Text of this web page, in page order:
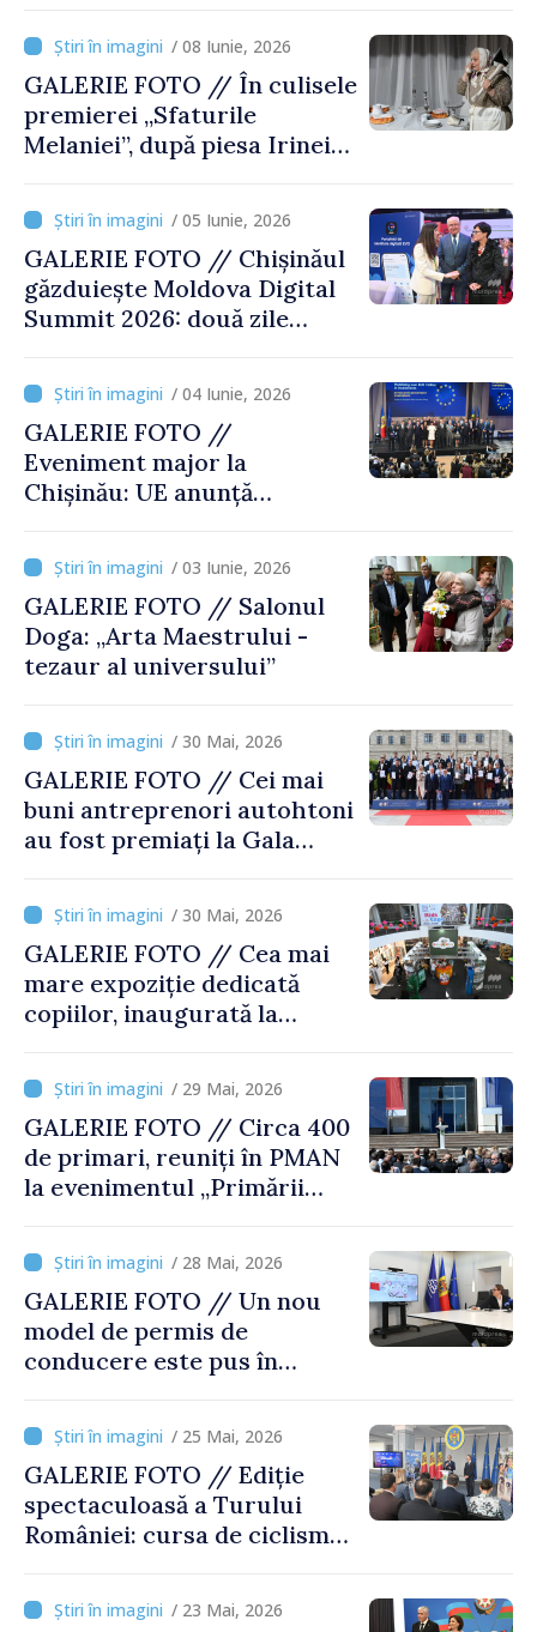
„Teroarea de stat în Moldova
sovietică. Amploare, victime
și făptași”
/ 08 Iunie, 2026
GALERIE FOTO // În culisele
premierei „Sfaturile
Melaniei”, după piesa Irinei
/ 05 Iunie, 2026
GALERIE FOTO // Chișinăul
găzduiește Moldova Digital
Summit 2026: două zile
transformării digitale
/ 04 Iunie, 2026
GALERIE FOTO //
Eveniment major la
Chișinău: UE anunță
în Republica Moldova
/ 03 Iunie, 2026
GALERIE FOTO // Salonul
Doga: „Arta Maestrului -
tezaur al universului”
/ 30 Mai, 2026
GALERIE FOTO // Cei mai
buni antreprenori autohtoni
au fost premiați la Gala
/ 30 Mai, 2026
GALERIE FOTO // Cea mai
mare expoziție dedicată
copiilor, inaugurată la
/ 29 Mai, 2026
GALERIE FOTO // Circa 400
de primari, reuniți în PMAN
la evenimentul „Primării
Dezvoltate” . Premierul
interimar al României,
invitat special
/ 28 Mai, 2026
GALERIE FOTO // Un nou
model de permis de
conducere este pus în
Moldova
/ 25 Mai, 2026
GALERIE FOTO // Ediție
spectaculoasă a Turului
României: cursa de ciclism
Chișinăul de București
/ 23 Mai, 2026